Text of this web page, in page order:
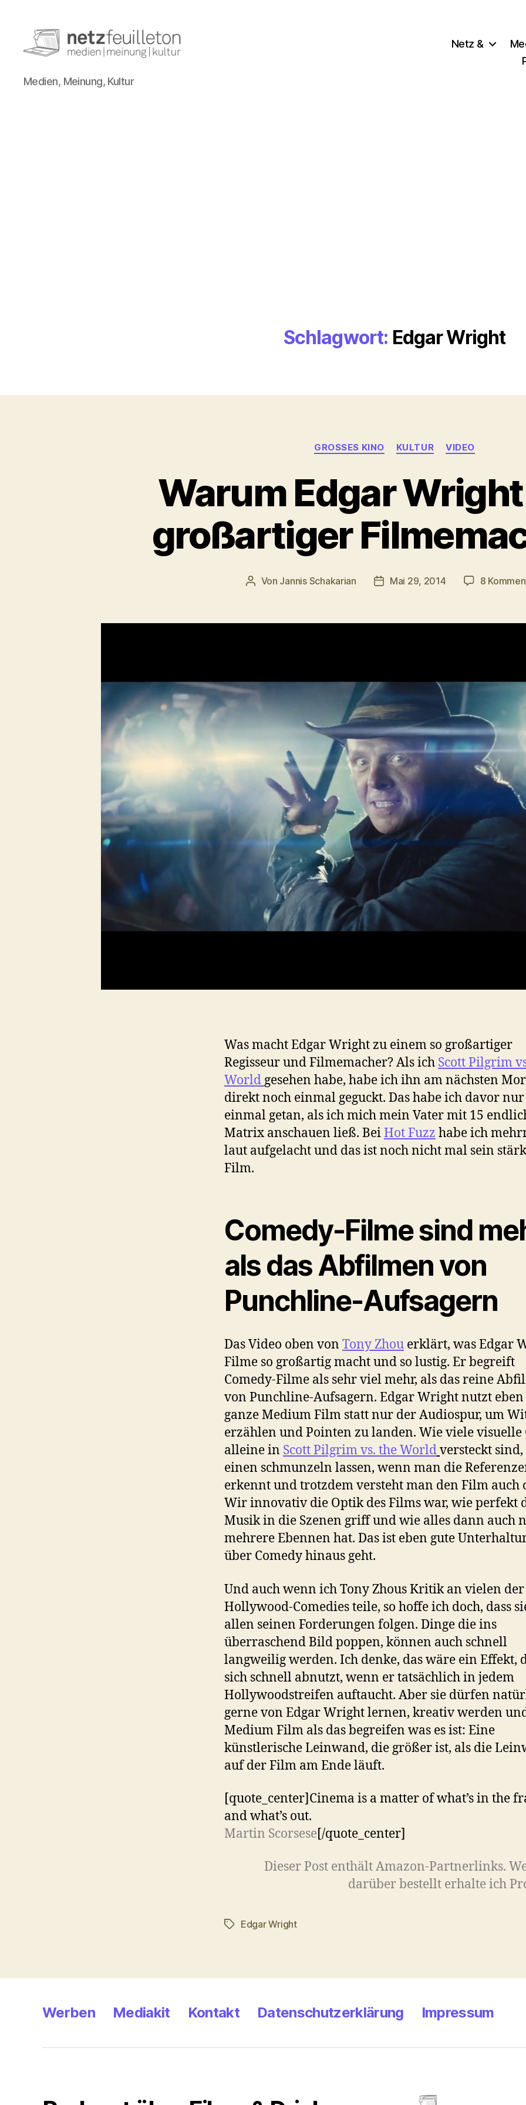
netzfeuilleton.de
Medien, Meinung, Kultur
Netz &
Schlagwort: Edgar Wright
Kategorien
GROSSES KINO KULTUR VIDEO
Warum Edgar
großartiger
Beitragsautor
Von Jannis Schakarian Veröffentlichungsdatum
Mai 29, 2014 8
Was macht Edgar Wright zu einem so großartiger
Regisseur und Filmemacher? Als ich Scott Pilgrim
Worldgesehen habe, habe ich ihn am nächsten
direkt noch einmal geguckt. Das habe ich davor nur
einmal getan, als ich mich mein Vater mit 15
Matrix anschauen ließ. BeiHot Fuzz habe ich
laut aufgelacht und das ist noch nicht mal sein
Film.
Comedy-Filme sind
als das Abfilmen von
Punchline-Aufsagern
Das Video oben von Tony Zhou erklärt, was Edgar
Filme so großartig macht und so lustig. Er begreift
Comedy-Filme als sehr viel mehr, als das reine
von Punchline-Aufsagern. Edgar Wright nutzt eben
ganze Medium Film statt nur der Audiospur, um
erzählen und Pointen zu landen. Wie viele visuelle
alleine in Scott Pilgrim vs. the Worldversteckt
einen schmunzeln lassen, wenn man die
erkennt und trotzdem versteht man den Film auch
Wir innovativ die Optik des Films war, wie perfekt
Musik in die Szenen griff und wie alles dann auch
mehrere Ebennen hat. Das ist eben gute
über Comedy hinaus geht.
Und auch wenn ich Tony Zhous Kritik an vielen der
Hollywood-Comedies teile, so hoffe ich doch, dass
allen seinen Forderungen folgen. Dinge die ins
überraschend Bild poppen, können auch schnell
langweilig werden. Ich denke, das wäre ein Effekt,
sich schnell abnutzt, wenn er tatsächlich in jedem
Hollywoodstreifen auftaucht. Aber sie dürfen
gerne von Edgar Wright lernen, kreativ werden
Medium Film als das begreifen was es ist: Eine
künstlerische Leinwand, die größer ist, als die
auf der Film am Ende läuft.
[quote_center]Cinema is a matter of what’s in the
and what’s out.
Martin Scorsese[/quote_center]
Dieser Post enthält Amazon-Partnerlinks.
darüber bestellt erhalte ich
Schlagwörter
Edgar Wright
Werben Mediakit Kontakt Datenschutzerklärung Impressum